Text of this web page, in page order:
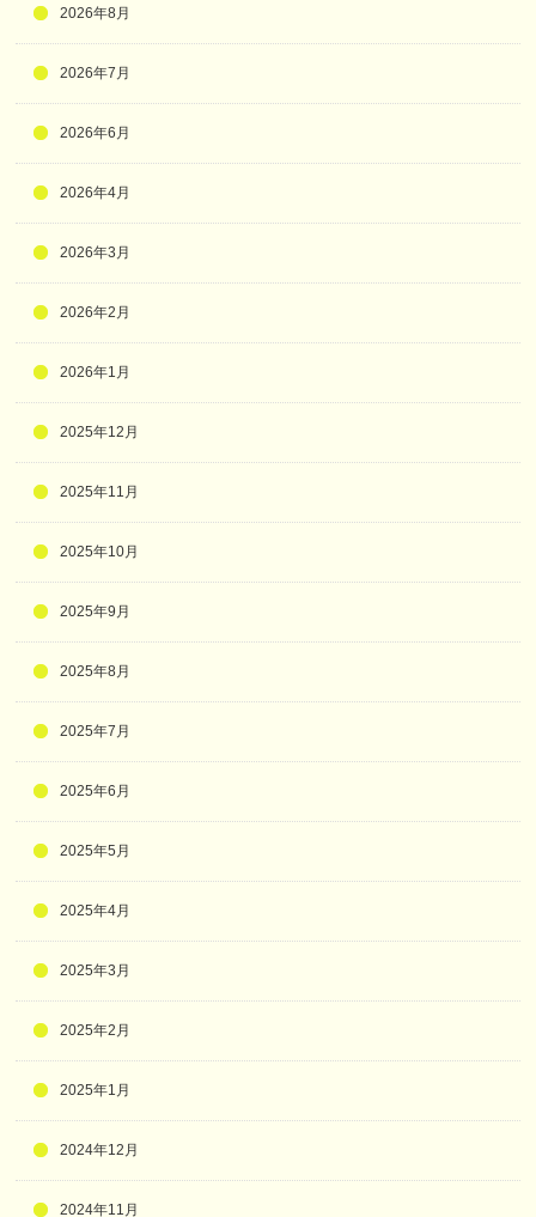
2026年8月
2026年7月
2026年6月
2026年4月
2026年3月
2026年2月
2026年1月
2025年12月
2025年11月
2025年10月
2025年9月
2025年8月
2025年7月
2025年6月
2025年5月
2025年4月
2025年3月
2025年2月
2025年1月
2024年12月
2024年11月